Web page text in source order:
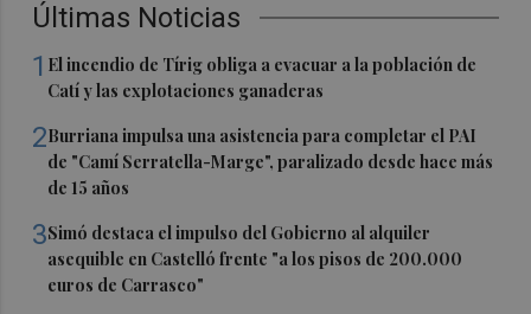
Últimas Noticias
1 El incendio de Tírig obliga a evacuar a la población de
Catí y las explotaciones ganaderas
2Burriana impulsa una asistencia para completar el PAI
de "Camí Serratella-Marge", paralizado desde hace más
de 15 años
3Simó destaca el impulso del Gobierno al alquiler
asequible en Castelló frente "a los pisos de 200.000
euros de Carrasco"